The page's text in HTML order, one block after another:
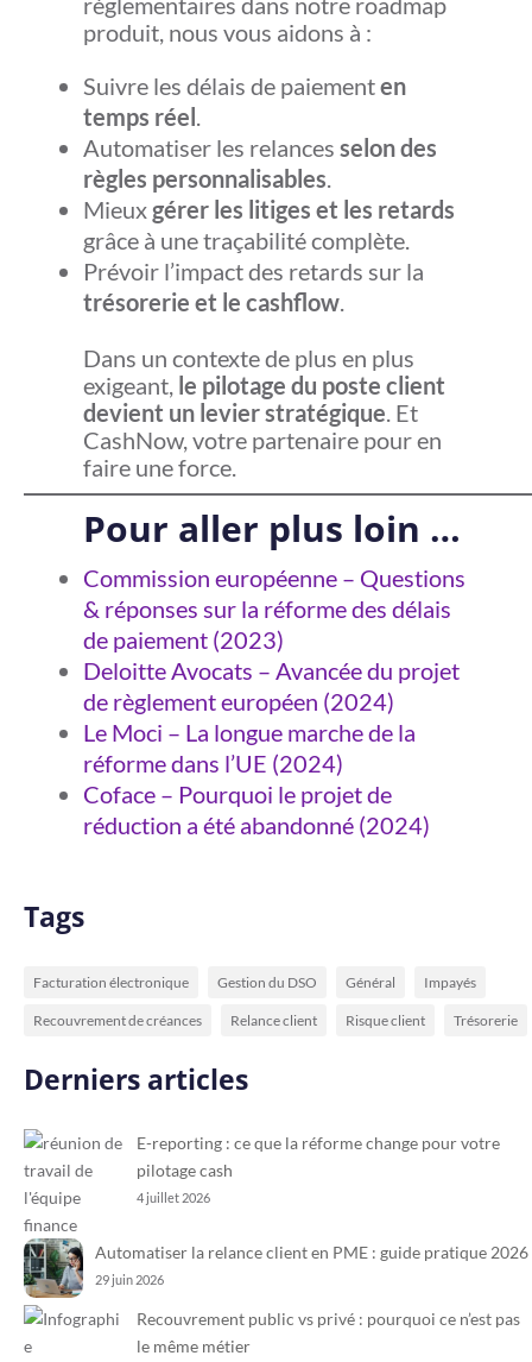
produit, nous vous aidons à :
Suivre les délais de paiementen
temps réel.
Automatiser les relances selon des
règles personnalisables.
Mieuxgérer les litiges et les retards
grâce à une traçabilité complète.
Prévoir l’impact des retards sur la
trésorerie et le cashflow.
Dans un contexte de plus en plus
exigeant, le pilotage du poste client
devient un levier stratégique. Et
CashNow, votre partenaire pour en
faire une force.
Pour aller plus loin …
Commission européenne – Questions
& réponses sur la réforme des délais
de paiement (2023)
Deloitte Avocats – Avancée du projet
de règlement européen (2024)
Le Moci – La longue marche de la
réforme dans l’UE (2024)
Coface – Pourquoi le projet de
réduction a été abandonné (2024)
Tags
Facturation électronique Gestion du DSO Général Impayés
Recouvrement de créances Relance client Risque client Trésorerie
Derniers articles
E-reporting : ce que la réforme change pour votre
pilotage cash
4 juillet 2026
Automatiser la relance client en PME : guide pratique 2026
29 juin 2026
Recouvrement public vs privé : pourquoi ce n’est pas
le même métier